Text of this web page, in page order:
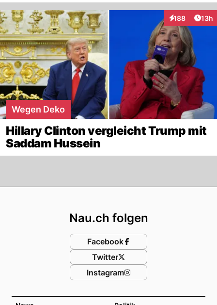
188
Interaktionen
13h
Wegen Deko
Hillary Clinton vergleicht Trump mit
Saddam Hussein
Nau.ch folgen
Facebook
Twitter
Instagram